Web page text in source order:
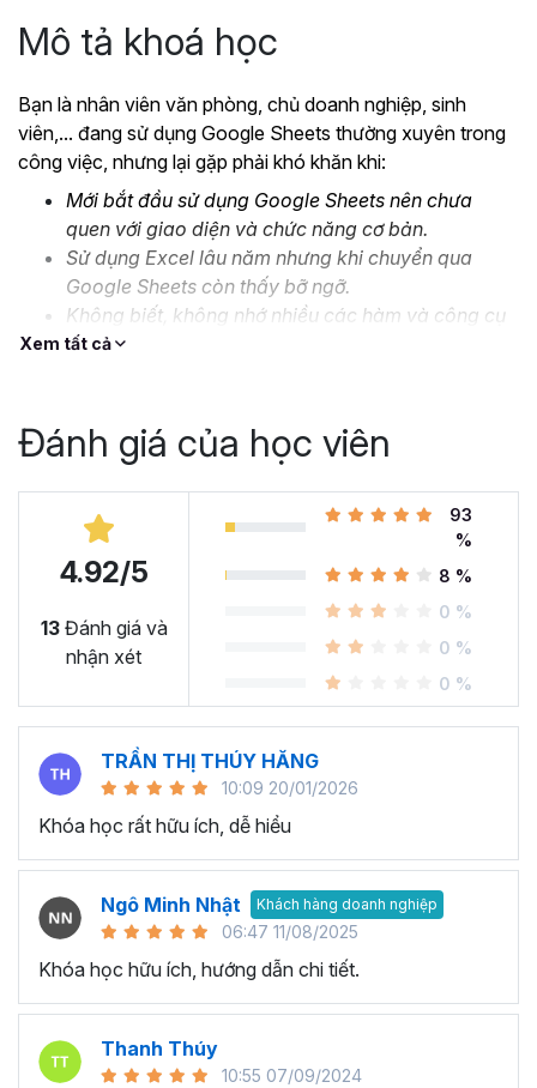
Mô tả khoá học
Bạn là nhân viên văn phòng, chủ doanh nghiệp, sinh
viên,... đang sử dụng Google Sheets thường xuyên trong
công việc, nhưng lại gặp phải khó khăn khi:
Mới bắt đầu sử dụng Google Sheets nên chưa
quen với giao diện và chức năng cơ bản.
Sử dụng Excel lâu năm nhưng khi chuyển qua
Google Sheets còn thấy bỡ ngỡ.
Không biết, không nhớ nhiều các hàm và công cụ
nâng cao.
….
Đó là lý do mà Gitiho cho ra mắt khóa họcGoogle Sheet
từ Cơ bản đến Nâng cao, công cụ thay thế Excel
bạn bắt đầu làm quen và ứng dụng thành thạo công cụ
này vào công việc. Cùng xem nhé!
Tại sao bạn nên học Google
Sheet?
rất nhiều. Thay vì gần như chỉ sử dụng
chuyển dịch nhiều sang các công cụ online và có khả
trình bảng tính trực tuyến phổ biến nhất cung cấp các giải
pháp mà nhiều công ty sử dụng được phát hành bởi
Google.
Tại sao tham gia khóa học
Google Sheet của Gitiho?
Khóa học Google Sheets thực hành cầm tay chỉ việc từ
cơ bản đến nâng cao giúp bạn tiếp thu và ứng dụng kiến
Xem tất cả
Đánh giá của học viên
4.92/5
13Đánh giá và
nhận xét
93
%
8 %
0 %
0 %
0 %
TRẦN THỊ THÚY HĂNG
10:09 20/01/2026
Khóa học rất hữu ích, dễ hiểu
Ngô Minh Nhật Khách hàng doanh nghiệp
06:47 11/08/2025
Khóa học hữu ích, hướng dẫn chi tiết.
Thanh Thúy
10:55 07/09/2024